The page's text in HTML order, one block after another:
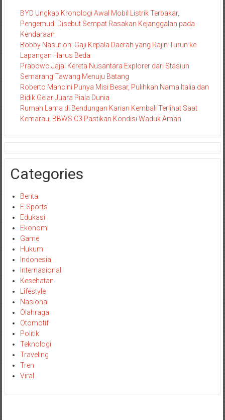
BYD Ungkap Kronologi Awal Mobil Listrik Terbakar,
Pengemudi Disebut Sempat Rasakan Kejanggalan pada
Kendaraan
Bobby Nasution: Gaji Kepala Daerah yang Rajin Turun ke
Lapangan Harus Beda
Prabowo Jajal Kereta Nusantara Explorer dari Stasiun
Semarang Tawang Menuju Batang
Roberto Mancini Punya Misi Besar, Pulihkan Nama Italia dan
Bidik Gelar Juara Piala Dunia
Rumah Lama di Bendungan Karian Kembali Terlihat Saat
Kemarau, BBWS C3 Pastikan Kondisi Waduk Aman
Categories
Berita
E-Sports
Edukasi
Ekonomi
Game
Hukum
Indonesia
Internasional
Kesehatan
Lifestyle
Nasional
Olahraga
Otomotif
Politik
Teknologi
Traveling
Tren
Viral